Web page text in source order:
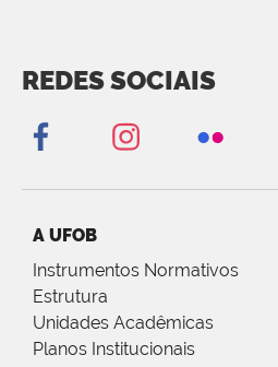
REDES SOCIAIS
A UFOB
Instrumentos Normativos
Estrutura
Unidades Acadêmicas
Planos Institucionais